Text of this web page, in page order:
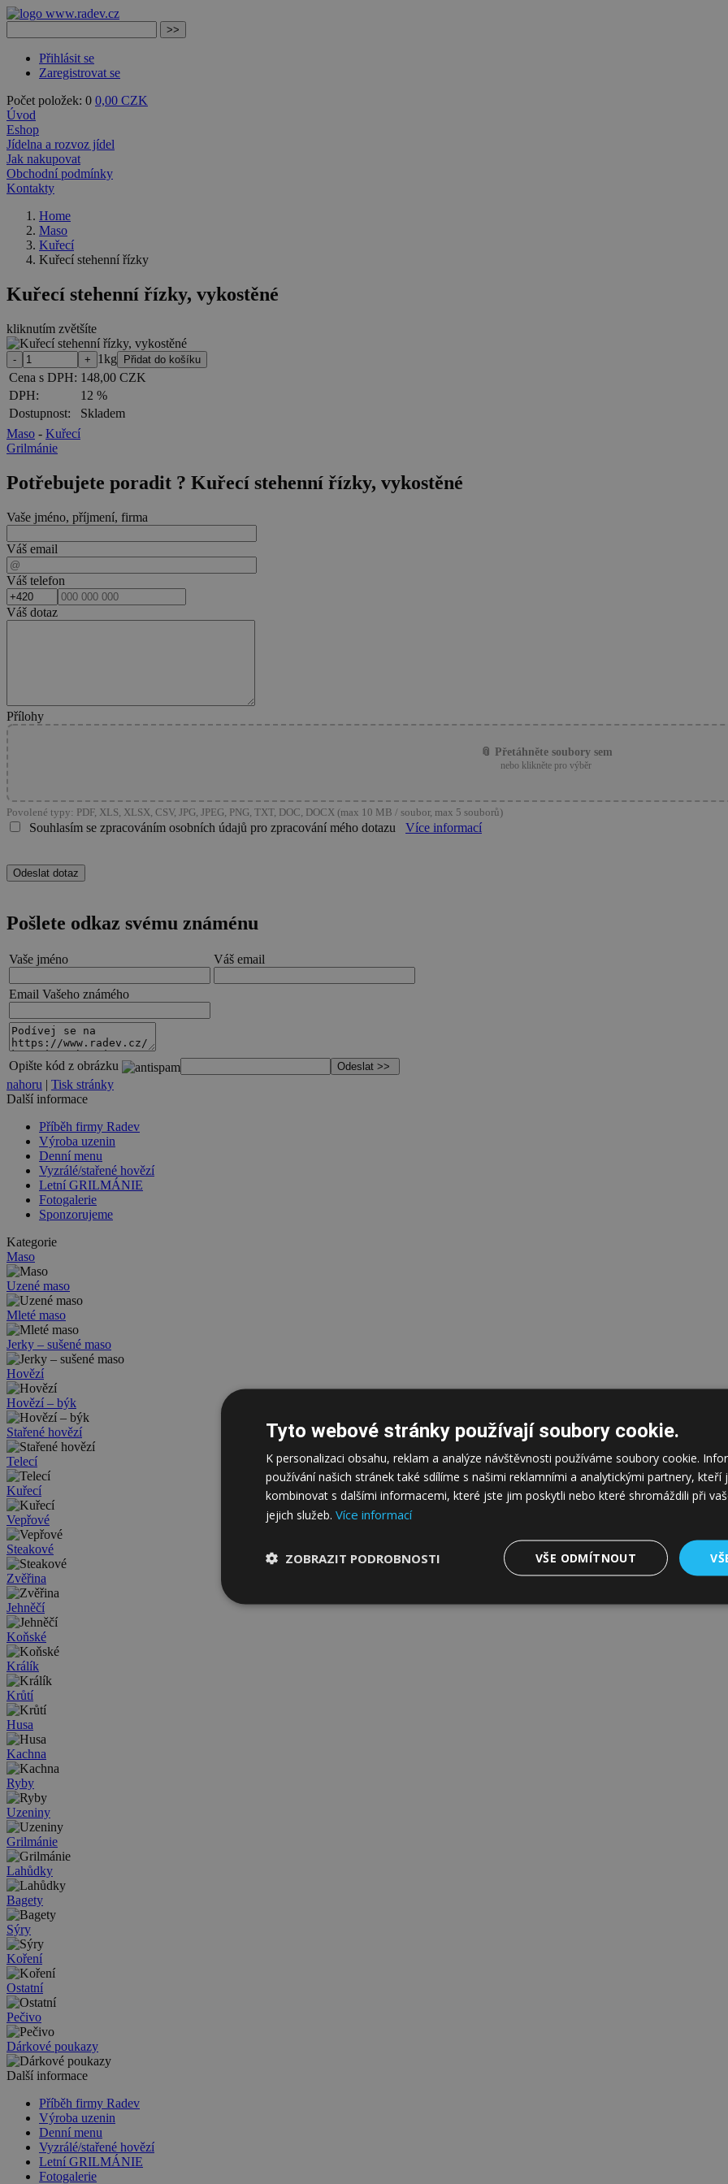
Přihlásit se
Zaregistrovat se
Počet položek: 0 0,00 CZK
Úvod
Eshop
Jídelna a rozvoz jídel
Jak nakupovat
Obchodní podmínky
Kontakty
Home
Maso
Kuřecí
Kuřecí stehenní řízky
Kuřecí stehenní řízky, vykostěné
kliknutím zvětšíte
1kg
Cena s DPH: 148,00 CZK
DPH:
12 %
Dostupnost:
Skladem
Maso - Kuřecí
Grilmánie
Potřebujete poradit ? Kuřecí stehenní řízky, vykostěné
Vaše jméno, příjmení, firma
Váš email
Váš telefon
Váš dotaz
Přílohy
📎 Přetáhněte soubory sem
nebo klikněte pro výběr
Povolené typy: PDF, XLS, XLSX, CSV, JPG, JPEG, PNG, TXT, DOC, DOCX (max 10 MB / soubor, max 5 souborů)
Souhlasím se zpracováním osobních údajů pro zpracování mého dotazu Více informací
Pošlete odkaz svému známénu
Vaše jméno Váš email
Email Vašeho známého
Opište kód z obrázku
nahoru | Tisk stránky
Další informace
Příběh firmy Radev
Výroba uzenin
Denní menu
Vyzrálé/stařené hovězí
Letní GRILMÁNIE
Fotogalerie
Sponzorujeme
Kategorie
Maso
Uzené maso
Mleté maso
Jerky – sušené maso
Hovězí
Hovězí – býk
Stařené hovězí
Telecí
Kuřecí
Vepřové
Steakové
Zvěřina
Jehněčí
Koňské
Králík
Krůtí
Husa
Kachna
Ryby
Uzeniny
Grilmánie
Lahůdky
Bagety
Sýry
Koření
Ostatní
Pečivo
Dárkové poukazy
Další informace
Příběh firmy Radev
Výroba uzenin
Denní menu
Vyzrálé/stařené hovězí
Letní GRILMÁNIE
Fotogalerie
Tyto webové stránky používají soubory cookie.
K personalizaci obsahu, reklam a analýze návštěvnosti používáme soubory cookie.
používání našich stránek také sdílíme s našimi reklamními a analytickými partnery, kteří
kombinovat s dalšími informacemi, které jste jim poskytli nebo které shromáždili při
jejich služeb. Více informací
VŠE ODMÍTNOUT
ZOBRAZIT PODROBNOSTI